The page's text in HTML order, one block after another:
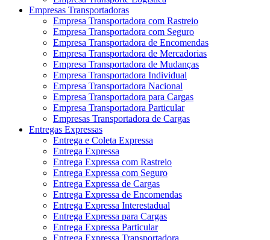
Empresas Transportadoras
Empresa Transportadora com Rastreio
Empresa Transportadora com Seguro
Empresa Transportadora de Encomendas
Empresa Transportadora de Mercadorias
Empresa Transportadora de Mudanças
Empresa Transportadora Individual
Empresa Transportadora Nacional
Empresa Transportadora para Cargas
Empresa Transportadora Particular
Empresas Transportadora de Cargas
Entregas Expressas
Entrega e Coleta Expressa
Entrega Expressa
Entrega Expressa com Rastreio
Entrega Expressa com Seguro
Entrega Expressa de Cargas
Entrega Expressa de Encomendas
Entrega Expressa Interestadual
Entrega Expressa para Cargas
Entrega Expressa Particular
Entrega Expressa Transportadora